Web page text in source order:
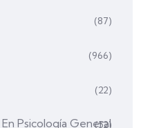
(87)
(966)
(22)
Psicología General
(52)